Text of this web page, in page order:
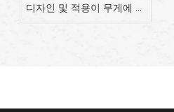
디자인 및 적용이 무게에 미